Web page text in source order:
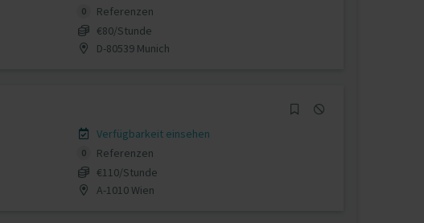
0
Referenzen
€80/Stunde
D-80539 Munich
Verfügbarkeit einsehen
0
Referenzen
€110/Stunde
A-1010 Wien